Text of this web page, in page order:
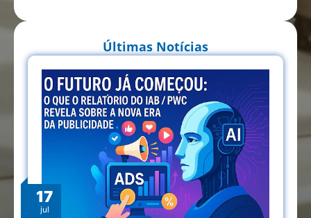
Últimas Notícias
17
jul